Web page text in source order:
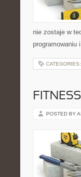
nie zostaje w
programowaniu
CATEGORIES:
FITNESS
POSTED BY